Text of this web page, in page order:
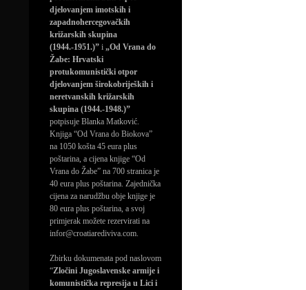
djelovanjem imotskih i
zapadnohercegovačkih
križarskih skupina
(1944.-1951.)” i „Od Vrana do
Žabe: Hrvatski
protukomunistički otpor
djelovanjem širokobrijeških i
neretvanskih križarskih
skupina (1944.-1948.)”
potpisuje Blanka Matković.
Knjiga “Od Vrana do Biokova”
na 1050 košta 45 eura plus
poštarina, a cijena knjige “Od
Vrana do Žabe” na 700 stranica je
40 eura plus poštarina. Zajednička
cijena za narudžbu obje knjige je
80 eura plus poštarina, a svoj
primjerak možete rezervirati na
infor@croatiarediviva.com.
Zbirku dokumenata pod naslovom
“Zločini Jugoslavenske armije i
komunistička represija u Lici i